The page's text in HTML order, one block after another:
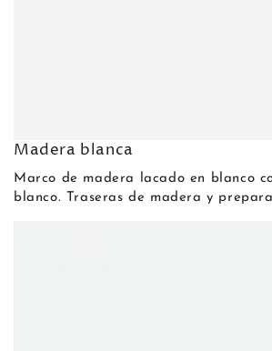
Madera blanca
Marco de madera lacado en blanco
blanco. Traseras de madera y